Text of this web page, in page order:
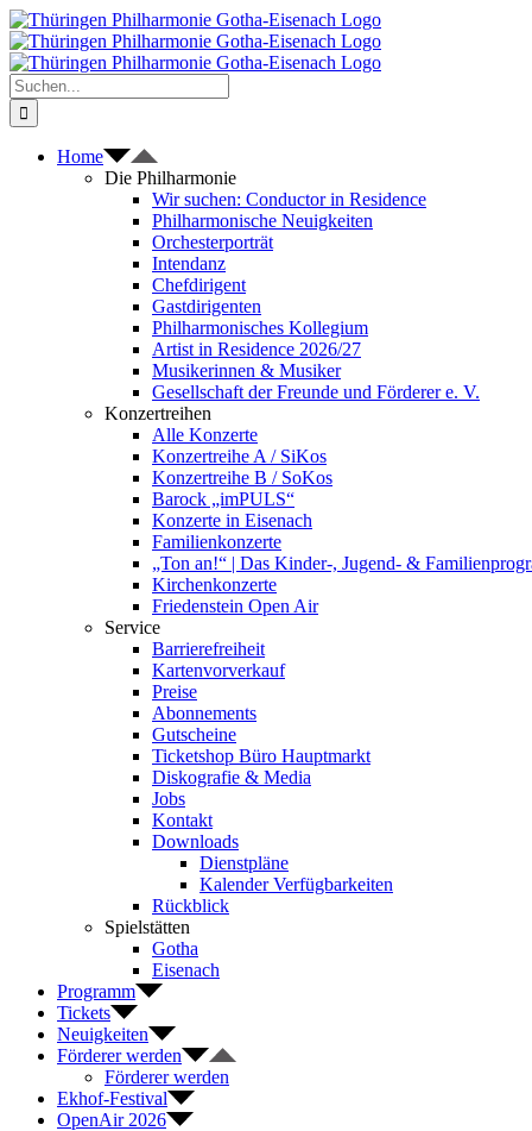
Zum
Inhalt
springen
Suche
nach:
Home
Die Philharmonie
Wir suchen: Conductor in Residence
Philharmonische Neuigkeiten
Orchesterporträt
Intendanz
Chefdirigent
Gastdirigenten
Philharmonisches Kollegium
Artist in Residence 2026/27
Musikerinnen & Musiker
Gesellschaft der Freunde und Förderer e. V.
Konzertreihen
Alle Konzerte
Konzertreihe A / SiKos
Konzertreihe B / SoKos
Barock „imPULS“
Konzerte in Eisenach
Familienkonzerte
„Ton an!“ | Das Kinder-, Jugend- &
Kirchenkonzerte
Friedenstein Open Air
Service
Barrierefreiheit
Kartenvorverkauf
Preise
Abonnements
Gutscheine
Ticketshop Büro Hauptmarkt
Diskografie & Media
Jobs
Kontakt
Downloads
Dienstpläne
Kalender Verfügbarkeiten
Rückblick
Spielstätten
Gotha
Eisenach
Programm
Tickets
Neuigkeiten
Förderer werden
Förderer werden
Ekhof-Festival
OpenAir 2026